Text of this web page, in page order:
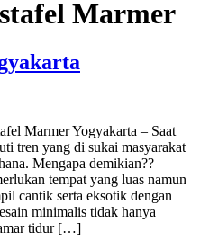
Marmer
Marmer Yogyakarta – Saat
tren yang di sukai masyarakat
Mengapa demikian??
tempat yang luas namun
cantik serta eksotik dengan
minimalis tidak hanya
tidur […]